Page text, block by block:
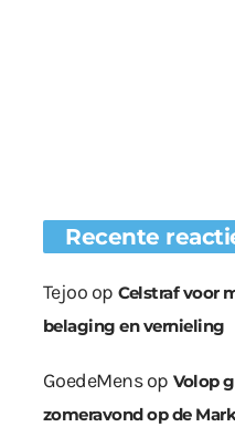
Recente
Tejoo op Celstraf voor
belaging en vernieling
GoedeMensop Volop
zomeravond op de